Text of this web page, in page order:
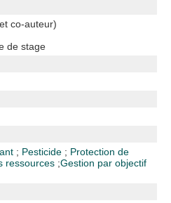
co-auteur)
de stage
; Pesticide ; Protection de
ressources ;Gestion par objectif